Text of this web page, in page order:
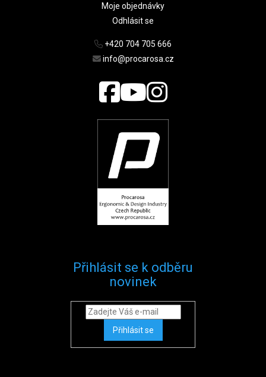
Moje objednávky
Odhlásit se
+420 704 705 666
info@procarosa.cz
Přihlásit se k odběru
novinek
Přihlásit se